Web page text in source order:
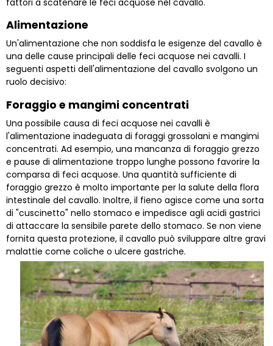
Alimentazione
Un'alimentazione che non soddisfa le esigenze del cavallo è
una delle cause principali delle feci acquose nei cavalli. I
seguenti aspetti dell'alimentazione del cavallo svolgono un
ruolo decisivo:
Foraggio e mangimi concentrati
Una possibile causa di feci acquose nei cavalli è
l'alimentazione inadeguata di foraggi grossolani e mangimi
concentrati. Ad esempio, una mancanza di foraggio grezzo
e pause di alimentazione troppo lunghe possono favorire la
comparsa di feci acquose. Una quantità sufficiente di
foraggio grezzo è molto importante per la salute della flora
intestinale del cavallo. Inoltre, il fieno agisce come una sorta
di "cuscinetto" nello stomaco e impedisce agli acidi gastrici
di attaccare la sensibile parete dello stomaco. Se non viene
fornita questa protezione, il cavallo può sviluppare altre gravi
malattie come coliche o ulcere gastriche.